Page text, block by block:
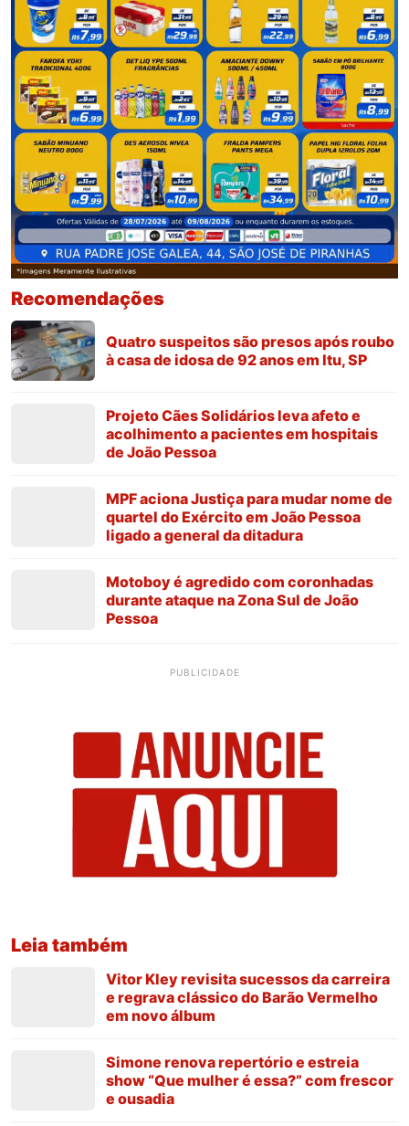
Recomendações
Quatro suspeitos são presos após roubo
à casa de idosa de 92 anos em Itu, SP
Projeto Cães Solidários leva afeto e
acolhimento a pacientes em hospitais
de João Pessoa
MPF aciona Justiça para mudar nome de
quartel do Exército em João Pessoa
ligado a general da ditadura
Motoboy é agredido com coronhadas
durante ataque na Zona Sul de João
Pessoa
PUBLICIDADE
Leia também
Vitor Kley revisita sucessos da carreira
e regrava clássico do Barão Vermelho
em novo álbum
Simone renova repertório e estreia
show “Que mulher é essa?” com frescor
e ousadia